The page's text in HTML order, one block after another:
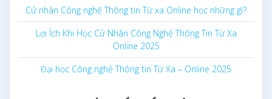
Cử nhân Công nghệ Thông tin Từ xa Online học những gì?
Lợi Ích Khi Học Cử Nhân Công Nghệ Thông Tin Từ Xa
Online 2025
Đại học Công nghệ Thông tin Từ Xa – Online 2025